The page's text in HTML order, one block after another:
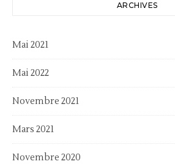
ARCHIVES
Mai 2021
Mai 2022
Novembre 2021
Mars 2021
Novembre 2020